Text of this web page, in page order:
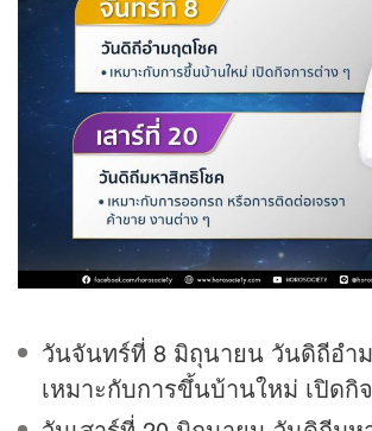
วันจันทร์ที่ 8 มิถุนายน วันดิถีอำ
เหมาะกับการขึ้นบ้านใหม่ เปิดกิ